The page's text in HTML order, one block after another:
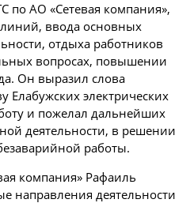
по АО «Сетевая компания»,
линий, ввода основных
отдыха работников
вопросах, повышении
Он выразил слова
Елабужских электрических
и пожелал дальнейших
деятельности, в решении
работы.
компания» Рафаиль
направления деятельности